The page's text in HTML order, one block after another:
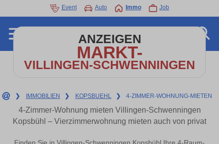
Event Auto Immo Job
ANZEIGEN
MARKT-
VILLINGEN-SCHWENNINGEN
❯ IMMOBILIEN ❯ KOPSBUEHL ❯ 4-ZIMMER-WOHNUNG-MIETEN
4-Zimmer-Wohnung mieten Villingen-Schwenningen
Kopsbühl – Vierzimmerwohnung mieten auch von privat